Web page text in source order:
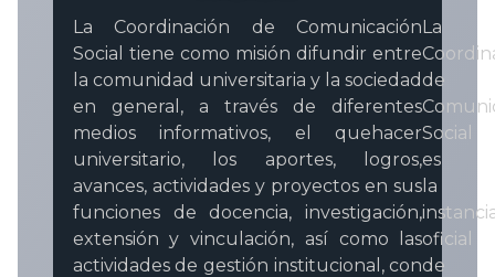
La Coordinación de Comunicación
Social tiene como misión difundir entre
la comunidad universitaria y la sociedad
en general, a través de diferentes
medios informativos, el quehacer
universitario, los aportes, logros,
avances, actividades y proyectos en sus
funciones de docencia, investigación,
extensión y vinculación, así como las
actividades de gestión institucional, con
La
de
Social
es
la
oficial
de